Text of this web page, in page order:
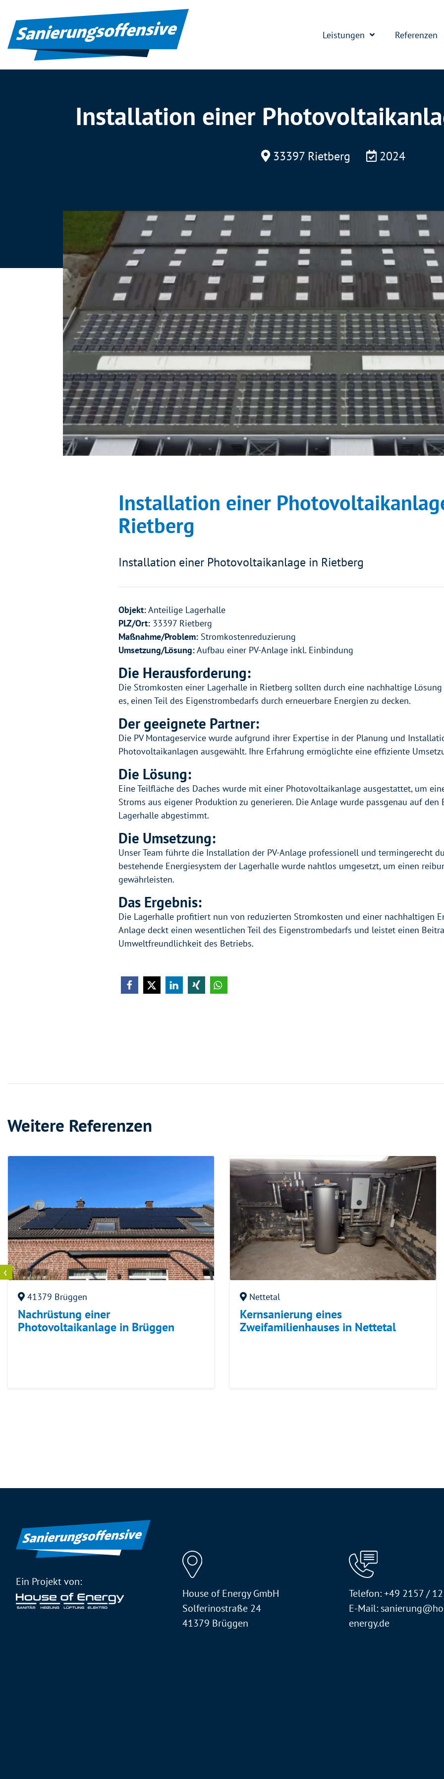
Leistungen Referenzen
Installation einer
33397 Rietberg 2024
Installation einer
Rietberg
Installation einer Photovoltaikanlage in Rietberg
Objekt:Anteilige Lagerhalle
PLZ/Ort: 33397 Rietberg
Maßnahme/Problem: Stromkostenreduzierung
Umsetzung/Lösung:Aufbau einer PV-Anlage inkl. Einbindung
Die Herausforderung:
Die Stromkosten einer Lagerhalle in Rietberg sollten durch eine nachhaltige
es, einen Teil des Eigenstrombedarfs durch erneuerbare Energien zu decken.
Der geeignete Partner:
Die PV Montageservice wurde aufgrund ihrer Expertise in der Planung und
Photovoltaikanlagen ausgewählt. Ihre Erfahrung ermöglichte eine effiziente
Die Lösung:
Eine Teilfläche des Daches wurde mit einer Photovoltaikanlage ausgestattet, um
Stroms aus eigener Produktion zu generieren. Die Anlage wurde passgenau auf den
Lagerhalle abgestimmt.
Die Umsetzung:
Unser Team führte die Installation der PV-Anlage professionell und termingerecht
bestehende Energiesystem der Lagerhalle wurde nahtlos umgesetzt, um einen
gewährleisten.
Das Ergebnis:
Die Lagerhalle profitiert nun von reduzierten Stromkosten und einer nachhaltigen
Anlage deckt einen wesentlichen Teil des Eigenstrombedarfs und leistet einen
Umweltfreundlichkeit des Betriebs.
Weitere Referenzen
41379 Brüggen
Nachrüstung einer
Photovoltaikanlage in Brüggen
Nettetal
Kernsanierung eines
Zweifamilienhauses in Nettetal
‹
Ein Projekt von:
House of Energy GmbH
Solferinostraße 24
41379 Brüggen
Telefon: +49 2157 /
E-Mail:
energy.de